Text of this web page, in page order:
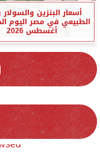
أسعار البنزين والسولار
أغسطس 2026